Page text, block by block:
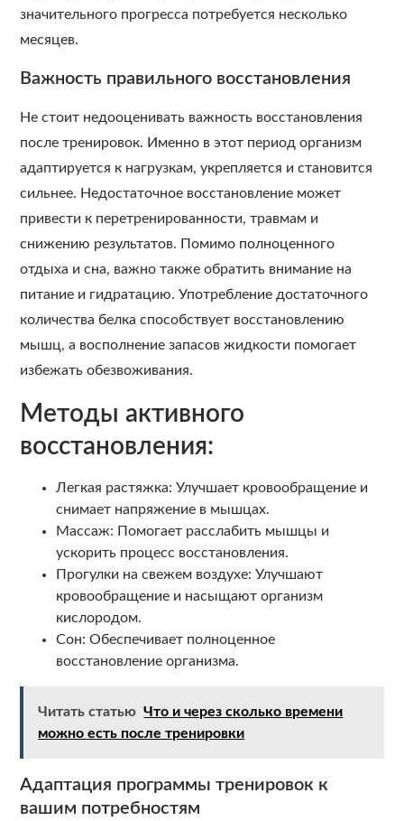
значительного прогресса потребуется несколько
месяцев.
Важность правильного восстановления
Не стоит недооценивать важность восстановления
после тренировок. Именно в этот период организм
адаптируется к нагрузкам, укрепляется и становится
сильнее. Недостаточное восстановление может
привести к перетренированности, травмам и
снижению результатов. Помимо полноценного
отдыха и сна, важно также обратить внимание на
питание и гидратацию. Употребление достаточного
количества белка способствует восстановлению
мышц, а восполнение запасов жидкости помогает
избежать обезвоживания.
Методы активного
восстановления:
Легкая растяжка: Улучшает кровообращение и
снимает напряжение в мышцах.
Массаж: Помогает расслабить мышцы и
ускорить процесс восстановления.
Прогулки на свежем воздухе: Улучшают
кровообращение и насыщают организм
кислородом.
Сон: Обеспечивает полноценное
восстановление организма.
Читать статью Что и через сколько времени
можно есть после тренировки
Адаптация программы тренировок к
вашим потребностям